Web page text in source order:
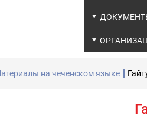
на чеченском языке